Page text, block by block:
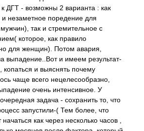
к ДГТ - возможны 2 варианта : как
незаметное поредение для
так и стремительное с
которое, как правило
для женщин). Потом авария,
выпадение..Вот и имеем результат-
и выяснять почему
чаще всего нецелесообразно,
очень интенсивное. У
задача - сохранить то, что
запустили-( Тем более, что
как через несколько часов ,